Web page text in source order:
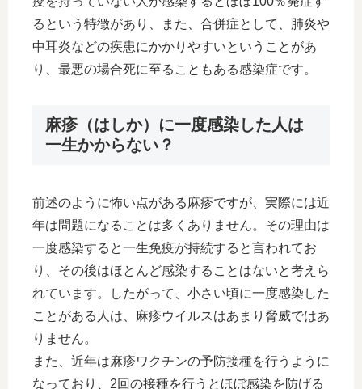
るという特徴があり、また、合併症として、肺炎や
中耳炎などの疾患にかかりやすいということがあ
り、最悪の場合死に至ることもある感染症です。
麻疹（はしか）に一度感染した人は
一生かからない？
前述のように怖い点がある麻疹ですが、実際には近
年は問題になることは多くありません。その理由は
一度感染すると一生免疫が持続すると言われてお
り、その後はほとんど感染することはないと考えら
れています。したがって、小さい頃に一度感染した
ことがある人は、麻疹ウイルスはあまり脅威ではあ
りません。
また、近年は麻疹ワクチンの予防接種を行うように
なっており、2回の接種を行うとほぼ感染を防げる